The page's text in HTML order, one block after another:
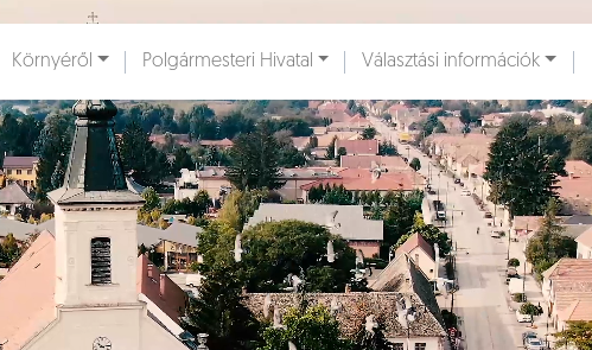
Környéről Polgármesteri Hivatal Választási információk
Dokumentumok [] Aloldalak []